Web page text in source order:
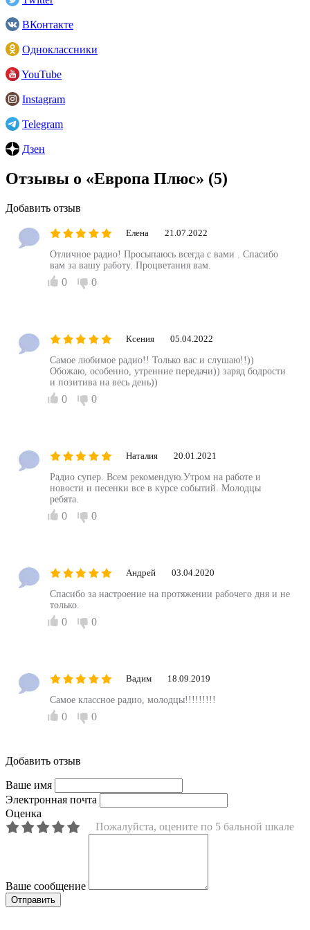
ВКонтакте
Одноклассники
YouTube
Instagram
Telegram
Дзен
Отзывы о «Европа Плюс» (5)
Добавить отзыв
Елена 21.07.2022
Отличное радио! Просыпаюсь всегда с вами . Спасибо
вам за вашу работу. Процветания вам.
0 0
Ксения 05.04.2022
Самое любимое радио!! Только вас и слушаю!!))
Обожаю, особенно, утренние передачи)) заряд бодрости
и позитива на весь день))
0 0
Наталия 20.01.2021
Радио супер. Всем рекомендую.Утром на работе и
новости и песенки все в курсе событий. Молодцы
ребята.
0 0
Андрей 03.04.2020
Спасибо за настроение на протяжении рабочего дня и не
только.
0 0
Вадим 18.09.2019
Самое классное радио, молодцы!!!!!!!!!
0 0
Добавить отзыв
Ваше имя
Электронная почта
Оценка
Пожалуйста, оцените по 5 бальной шкале
Ваше сообщение